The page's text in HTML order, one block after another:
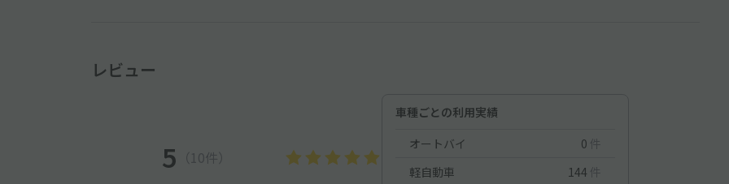
レビュー
5 （10件）
車種ごとの利用実績
オートバイ
0 件
軽自動車
144 件